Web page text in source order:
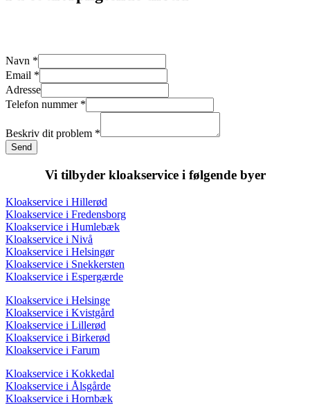
Navn *
Email *
Adresse
nummer
Navn
Telefon nummer *
Beskriv dit problem *
Send
Vi tilbyder kloakservice i følgende byer
Kloakservice i Hillerød
Kloakservice i Fredensborg
Kloakservice i Humlebæk
Kloakservice i Nivå
Kloakservice i Helsingør
Kloakservice i Snekkersten
Kloakservice i Espergærde
Kloakservice i Helsinge
Kloakservice i Kvistgård
Kloakservice i Lillerød
Kloakservice i Birkerød
Kloakservice i Farum
Kloakservice i Kokkedal
Kloakservice i Ålsgårde
Kloakservice i Hornbæk